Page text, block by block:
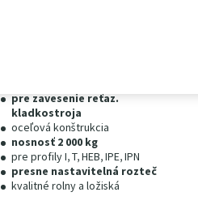
pre zavesenie reťaz.
kladkostroja
oceľová konštrukcia
nosnosť 2 000 kg
pre profily I, T, HEB, IPE, IPN
presne nastavitelná rozteč
kvalitné rolny a ložiská